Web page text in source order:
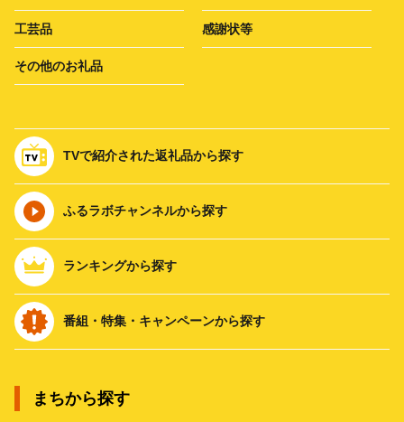
工芸品 感謝状等
その他のお礼品
TVで紹介された返礼品から探す
ふるラボチャンネルから探す
ランキングから探す
番組・特集・キャンペーンから探す
まちから探す